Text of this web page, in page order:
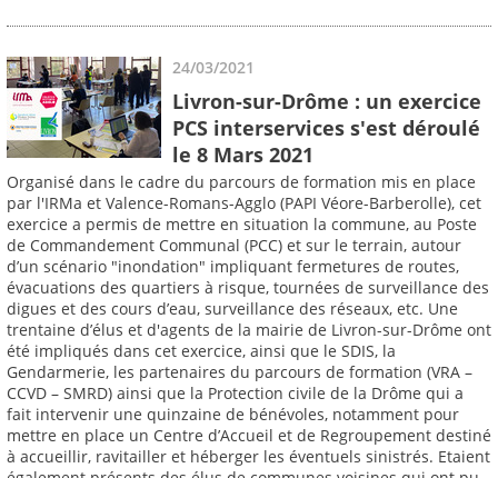
24/03/2021
Livron-sur-Drôme : un exercice
PCS interservices s'est déroulé
le 8 Mars 2021
Organisé dans le cadre du parcours de formation mis en place
par l'IRMa et Valence-Romans-Agglo (PAPI Véore-Barberolle), cet
exercice a permis de mettre en situation la commune, au Poste
de Commandement Communal (PCC) et sur le terrain, autour
d’un scénario "inondation" impliquant fermetures de routes,
évacuations des quartiers à risque, tournées de surveillance des
digues et des cours d’eau, surveillance des réseaux, etc. Une
trentaine d’élus et d'agents de la mairie de Livron-sur-Drôme ont
été impliqués dans cet exercice, ainsi que le SDIS, la
Gendarmerie, les partenaires du parcours de formation (VRA –
CCVD – SMRD) ainsi que la Protection civile de la Drôme qui a
fait intervenir une quinzaine de bénévoles, notamment pour
mettre en place un Centre d’Accueil et de Regroupement destiné
à accueillir, ravitailler et héberger les éventuels sinistrés. Etaient